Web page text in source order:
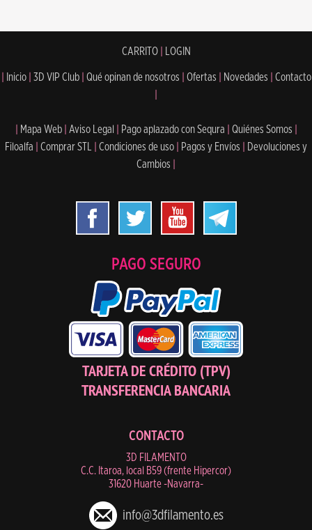
CARRITO| LOGIN
Inicio 3D VIP Club Qué opinan de nosotros Ofertas Novedades
Contacto
Mapa Web Aviso Legal Pago aplazado con Sequra Quiénes Somos
Filoalfa
Comprar STL Condiciones de uso Pagos y Envíos
Devoluciones y
Cambios
PAGO SEGURO
TARJETA DE CRÉDITO (TPV)
TRANSFERENCIA BANCARIA
CONTACTO
3D FILAMENTO
C.C. Itaroa, local B59 (frente Hipercor)
31620 Huarte -Navarra-
info@3dfilamento.es